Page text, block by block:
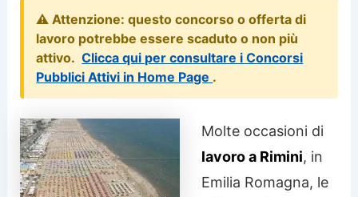
⚠️ Attenzione: questo concorso o offerta di
lavoro potrebbe essere scaduto o non più
attivo. Clicca qui per consultare i Concorsi
Pubblici Attivi in Home Page .
Molte occasioni di
lavoro a Rimini, in
Emilia Romagna, le